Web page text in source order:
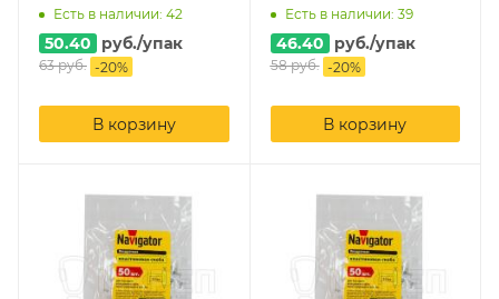
Есть в наличии: 42
50.40 руб./упак
63руб. -20%
В корзину
Есть в наличии: 39
46.40 руб./упак
58руб. -20%
В корзину